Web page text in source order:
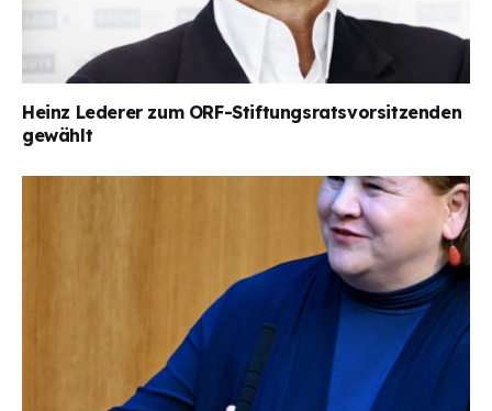
Heinz Lederer zum ORF-Stiftungsratsvorsitzenden
gewählt